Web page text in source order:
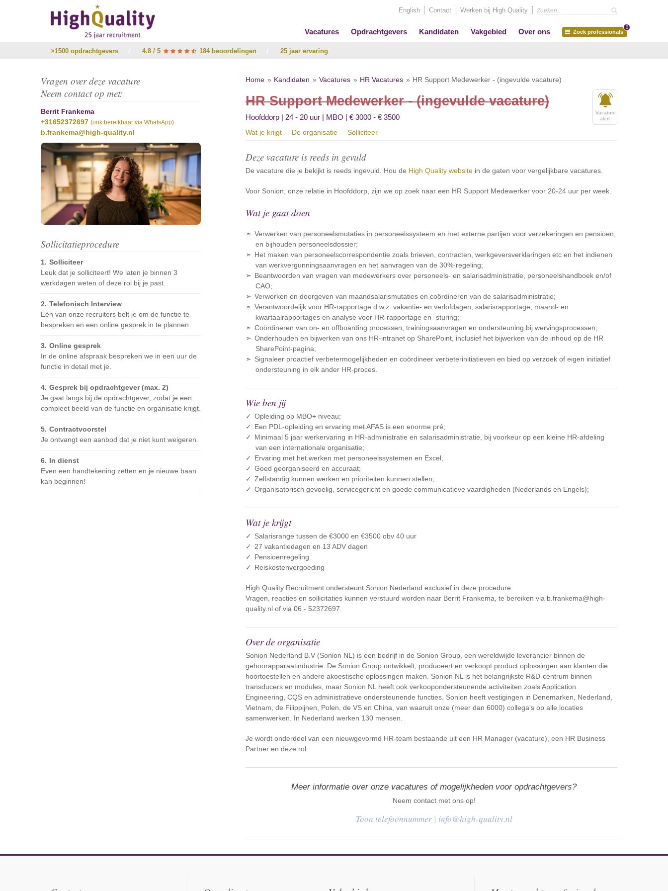
English Contact Werken bij High Quality
Vacatures Opdrachtgevers Kandidaten Vakgebied Over ons Zoek professionals
0
>1500 opdrachtgevers 4.8 / 5 184 beoordelingen 25 jaar ervaring
Vragen over deze vacature
Neem contact op met:
Berrit Frankema
+31652372697 (ook bereikbaar via WhatsApp)
b.frankema@high-quality.nl
Sollicitatieprocedure
Solliciteer
Leuk dat je solliciteert! We laten je binnen 3
werkdagen weten of deze rol bij je past.
Telefonisch Interview
Eén van onze recruiters belt je om de functie te
bespreken en een online gesprek in te plannen.
Online gesprek
In de online afspraak bespreken we in een uur de
functie in detail met je.
Gesprek bij opdrachtgever (max. 2)
Je gaat langs bij de opdrachtgever, zodat je een
compleet beeld van de functie en organisatie krijgt.
Contractvoorstel
Je ontvangt een aanbod dat je niet kunt weigeren.
In dienst
Even een handtekening zetten en je nieuwe baan
kan beginnen!
Home Kandidaten Vacatures HR Vacatures HR Support Medewerker - (ingevulde vacature)
HR Support Medewerker - (ingevulde vacature)
Vacature
alert
Hoofddorp | 24 - 20 uur | MBO | € 3000 - € 3500
Wat je krijgt De organisatie Solliciteer
Deze vacature is reeds in gevuld
De vacature die je bekijkt is reeds ingevuld. Hou de High Quality website in de gaten voor vergelijkbare vacatures.
Voor Sonion, onze relatie in Hoofddorp, zijn we op zoek naar een HR Support Medewerker voor 20-24 uur per week.
Wat je gaat doen
Verwerken van personeelsmutaties in personeelssysteem en met externe partijen voor verzekeringen en pensioen,
en bijhouden personeelsdossier;
Het maken van personeelscorrespondentie zoals brieven, contracten, werkgeversverklaringen etc en het indienen
van werkvergunningsaanvragen en het aanvragen van de 30%-regeling;
Beantwoorden van vragen van medewerkers over personeels- en salarisadministratie, personeelshandboek en/of
CAO;
Verwerken en doorgeven van maandsalarismutaties en coördineren van de salarisadministratie;
Verantwoordelijk voor HR-rapportage d.w.z. vakantie- en verlofdagen, salarisrapportage, maand- en
kwartaalrapportages en analyse voor HR-rapportage en -sturing;
Coördineren van on- en offboarding processen, trainingsaanvragen en ondersteuning bij wervingsprocessen;
Onderhouden en bijwerken van ons HR-intranet op SharePoint, inclusief het bijwerken van de inhoud op de HR
SharePoint-pagina;
Signaleer proactief verbetermogelijkheden en coördineer verbeterinitiatieven en bied op verzoek of eigen initiatief
ondersteuning in elk ander HR-proces.
Wie ben jij
Opleiding op MBO+ niveau;
Een PDL-opleiding en ervaring met AFAS is een enorme pré;
Minimaal 5 jaar werkervaring in HR-administratie en salarisadministratie, bij voorkeur op een kleine HR-afdeling
van een internationale organisatie;
Ervaring met het werken met personeelssystemen en Excel;
Goed georganiseerd en accuraat;
Zelfstandig kunnen werken en prioriteiten kunnen stellen;
Organisatorisch gevoelig, servicegericht en goede communicatieve vaardigheden (Nederlands en Engels);
Wat je krijgt
Salarisrange tussen de €3000 en €3500 obv 40 uur
27 vakantiedagen en 13 ADV dagen
Pensioenregeling
Reiskostenvergoeding
High Quality Recruitment ondersteunt Sonion Nederland exclusief in deze procedure.
Vragen, reacties en sollicitaties kunnen verstuurd worden naar Berrit Frankema, te bereiken via b.frankema@high-
quality.nl of via 06 - 52372697.
Over de organisatie
Sonion Nederland B.V (Sonion NL) is een bedrijf in de Sonion Group, een wereldwijde leverancier binnen de
gehoorapparaatindustrie. De Sonion Group ontwikkelt, produceert en verkoopt product oplossingen aan klanten die
hoortoestellen en andere akoestische oplossingen maken. Sonion NL is het belangrijkste R&D-centrum binnen
transducers en modules, maar Sonion NL heeft ook verkoopondersteunende activiteiten zoals Application
Engineering, CQS en administratieve ondersteunende functies. Sonion heeft vestigingen in Denemarken, Nederland,
Vietnam, de Filippijnen, Polen, de VS en China, van waaruit onze (meer dan 6000) collega's op alle locaties
samenwerken. In Nederland werken 130 mensen.
Je wordt onderdeel van een nieuwgevormd HR-team bestaande uit een HR Manager (vacature), een HR Business
Partner en deze rol.
Meer informatie over onze vacatures of mogelijkheden voor opdrachtgevers?
Neem contact met ons op!
| info@high-quality.nl